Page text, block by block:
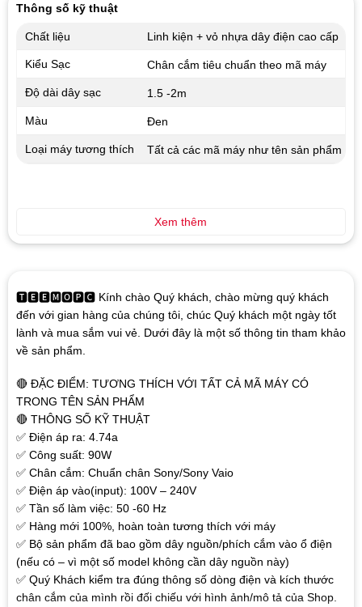
🆃🅴🅴🅼🅾🅿🅲 Kính chào Quý khách, chào mừng quý khách
đến với gian hàng của chúng tôi, chúc Quý khách một ngày tốt
lành và mua sắm vui vẻ. Dưới đây là một số thông tin tham khảo
về sản phẩm.
🔴 ĐẶC ĐIỂM: TƯƠNG THÍCH VỚI TẤT CẢ MÃ MÁY CÓ
TRONG TÊN SẢN PHẨM
🔴 THÔNG SỐ KỸ THUẬT
✅ Điện áp ra: 4.74a
✅ Công suất: 90W
✅ Chân cắm: Chuẩn chân Sony/Sony Vaio
✅ Điện áp vào(input): 100V – 240V
✅ Tần số làm việc: 50 -60 Hz
✅ Hàng mới 100%, hoàn toàn tương thích với máy
✅ Bộ sản phẩm đã bao gồm dây nguồn/phích cắm vào ổ điện
(nếu có – vì một số model không cần dây nguồn này)
✅ Quý Khách kiểm tra đúng thông số dòng điện và kích thước
chân cắm của mình rồi đối chiếu với hình ảnh/mô tả của Shop.
Thông số kỹ thuật
Chất liệu Linh kiện + vỏ nhựa dây điện cao cấp
Kiểu Sạc Chân cắm tiêu chuẩn theo mã máy
Độ dài dây sạc 1.5 -2m
Màu Đen
Loại máy tương thích Tất cả các mã máy như tên sản phẩm
Xem thêm